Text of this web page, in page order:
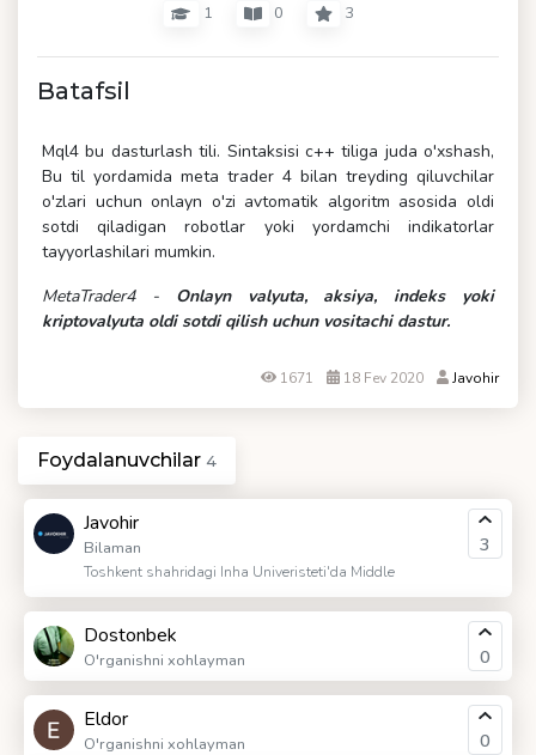
1 0 3
Batafsil
Mql4 bu dasturlash tili. Sintaksisi c++ tiliga juda o'xshash,
Bu til yordamida meta trader 4 bilan treyding qiluvchilar
o'zlari uchun onlayn o'zi avtomatik algoritm asosida oldi
sotdi qiladigan robotlar yoki yordamchi indikatorlar
tayyorlashilari mumkin.
MetaTrader4 - Onlayn valyuta, aksiya, indeks yoki
kriptovalyuta oldi sotdi qilish uchun vositachi dastur.
1671 18 Fev 2020 Javohir
Foydalanuvchilar 4
Javohir
Bilaman
Toshkent shahridagi Inha Univeristeti'da Middle
3
Dostonbek
O'rganishni xohlayman 0
Eldor
O'rganishni xohlayman 0